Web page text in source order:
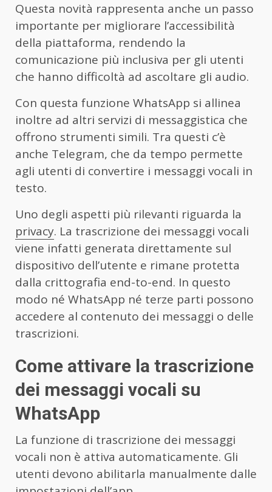
Questa novità rappresenta anche un passo
importante per migliorare l’accessibilità
della piattaforma, rendendo la
comunicazione più inclusiva per gli utenti
che hanno difficoltà ad ascoltare gli audio.
Con questa funzione WhatsApp si allinea
inoltre ad altri servizi di messaggistica che
offrono strumenti simili. Tra questi c’è
anche Telegram, che da tempo permette
agli utenti di convertire i messaggi vocali in
testo.
Uno degli aspetti più rilevanti riguarda la
privacy. La trascrizione dei messaggi vocali
viene infatti generata direttamente sul
dispositivo dell’utente e rimane protetta
dalla crittografia end-to-end. In questo
modo né WhatsApp né terze parti possono
accedere al contenuto dei messaggi o delle
trascrizioni.
Come attivare la trascrizione
dei messaggi vocali su
WhatsApp
La funzione di trascrizione dei messaggi
vocali non è attiva automaticamente. Gli
utenti devono abilitarla manualmente dalle